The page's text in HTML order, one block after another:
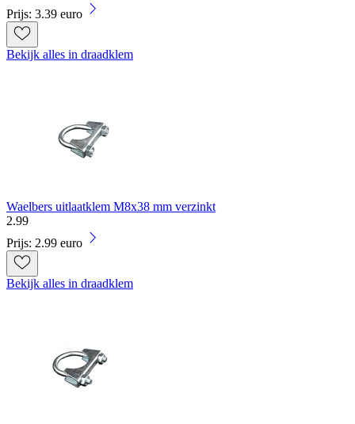
Prijs: 3.39 euro
Bekijk alles in draadklem
Waelbers uitlaatklem M8x38 mm verzinkt
2.99
Prijs: 2.99 euro
Bekijk alles in draadklem